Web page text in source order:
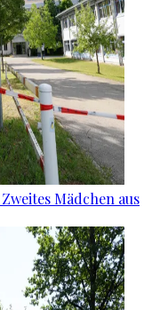
Mädchen aus